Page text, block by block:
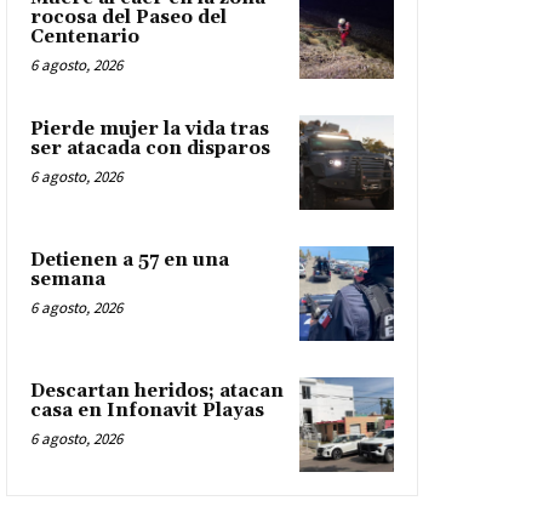
rocosa del Paseo del
Centenario
6 agosto, 2026
Pierde mujer la vida tras
ser atacada con disparos
6 agosto, 2026
Detienen a 57 en una
semana
6 agosto, 2026
Descartan heridos; atacan
casa en Infonavit Playas
6 agosto, 2026